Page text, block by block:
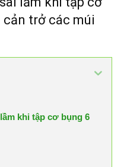
trở các múi
khi tập cơ bụng 6